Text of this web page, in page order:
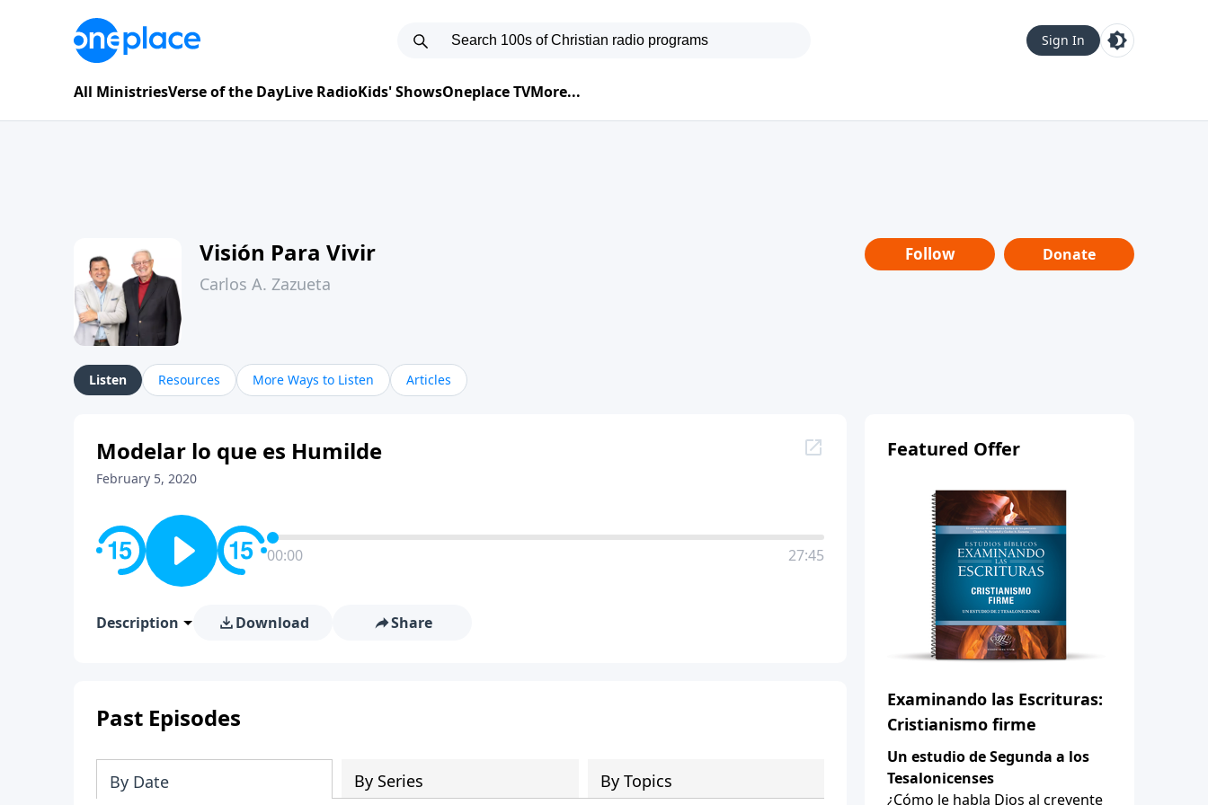
Sign In
All MinistriesVerse of the DayLive RadioKids' ShowsOneplace TVMore...
Visión Para Vivir
Carlos A. Zazueta
Follow Donate
Listen Resources More Ways to Listen Articles
Modelar lo que es Humilde
February 5, 2020
00:00 27:45
Description Download Share
Past Episodes
By Date By Series By Topics
Featured Offer
Examinando las Escrituras:
Cristianismo firme
Un estudio de Segunda a los
Tesalonicenses
¿Cómo le habla Dios al creyente